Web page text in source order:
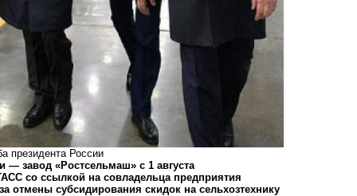
президента России
— завод «Ростсельмаш» с 1 августа
со ссылкой на совладельца предприятия
отмены субсидирования скидок на сельхозтехнику